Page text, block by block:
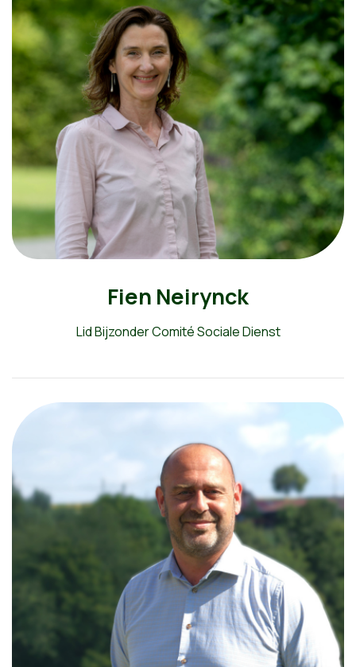
Fien Neirynck
Lid Bijzonder Comité Sociale Dienst